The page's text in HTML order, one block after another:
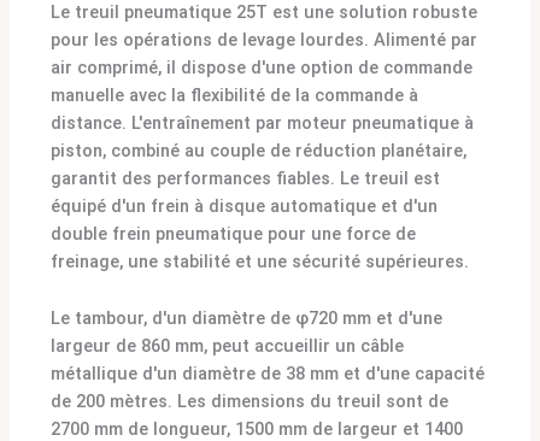
Le treuil pneumatique 25T est une solution robuste
pour les opérations de levage lourdes. Alimenté par
air comprimé, il dispose d'une option de commande
manuelle avec la flexibilité de la commande à
distance. L'entraînement par moteur pneumatique à
piston, combiné au couple de réduction planétaire,
garantit des performances fiables. Le treuil est
équipé d'un frein à disque automatique et d'un
double frein pneumatique pour une force de
freinage, une stabilité et une sécurité supérieures.
Le tambour, d'un diamètre de φ720 mm et d'une
largeur de 860 mm, peut accueillir un câble
métallique d'un diamètre de 38 mm et d'une capacité
de 200 mètres. Les dimensions du treuil sont de
2700 mm de longueur, 1500 mm de largeur et 1400